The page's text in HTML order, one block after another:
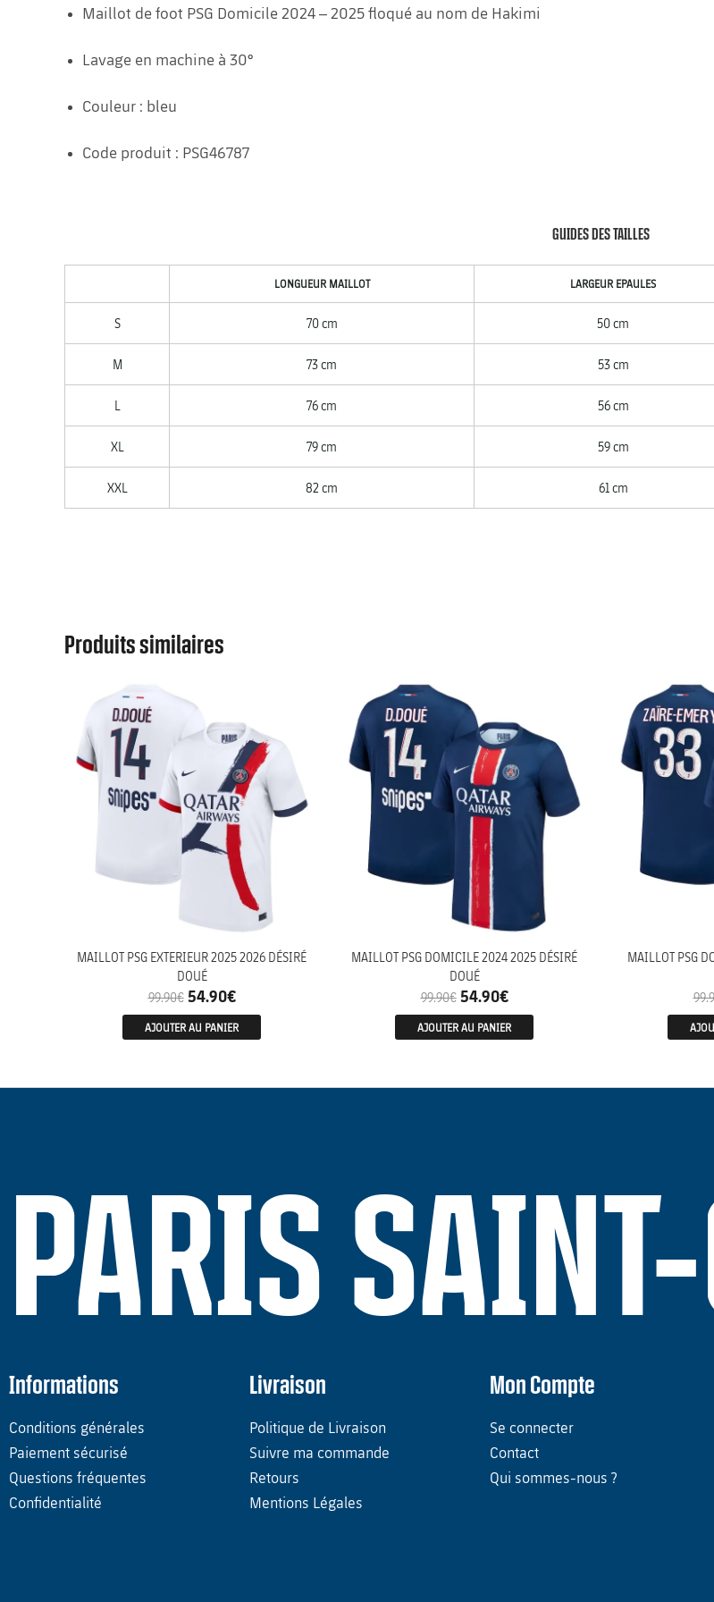
Maillot de foot PSG Domicile 2024 – 2025 floqué au nom de Hakimi
Lavage en machine à 30°
Couleur : bleu
Code produit : PSG46787
GUIDES DES TAILLES
LONGUEUR MAILLOT LARGEUR EPAULES
S 70 cm 50 cm
M 73 cm 53 cm
L 76 cm 56 cm
XL 79 cm 59 cm
XXL 82 cm 61 cm
Produits similaires
MAILLOT PSG EXTERIEUR 2025 2026 DÉSIRÉ
DOUÉ
99.90€ 54.90€
AJOUTER AU PANIER
MAILLOT PSG DOMICILE 2024 2025 DÉSIRÉ
DOUÉ
99.90€ 54.90€
AJOUTER AU PANIER
MAILLOT PSG
PARIS
Informations
Conditions générales
Paiement sécurisé
Questions fréquentes
Confidentialité
Livraison
Politique de Livraison
Suivre ma commande
Retours
Mentions Légales
Mon Compte
Se connecter
Contact
Qui sommes-nous ?